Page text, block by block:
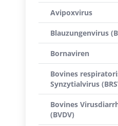
Avipoxvirus
Blauzungenvirus
Bornaviren
Bovines
Synzytialvirus
Bovines
(BVDV)